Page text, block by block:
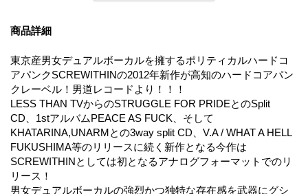
商品詳細
東京産男女デュアルボーカルを擁するポリティカルハードコ
アパンクSCREWITHINの2012年新作が高知のハードコアパン
クレーベル！男道レコードより！！！
LESS THAN TVからのSTRUGGLE FOR PRIDEとのSplit
CD、1stアルバムPEACE AS FUCK、そして
KHATARINA,UNARMとの3way split CD、V.A / WHAT A HELL
FUKUSHIMA等のリリースに続く新作となる今作は
SCREWITHINとしては初となるアナログフォーマットでのリ
リース！
男女デュアルボーカルの強烈かつ独特な存在感を武器にグシ